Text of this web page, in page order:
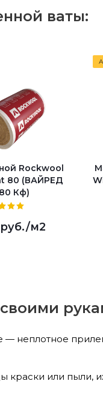
ваты:
Rockwool
80 (ВАЙРЕД
Кф)
/м2
— неплотное
краски или пыли,